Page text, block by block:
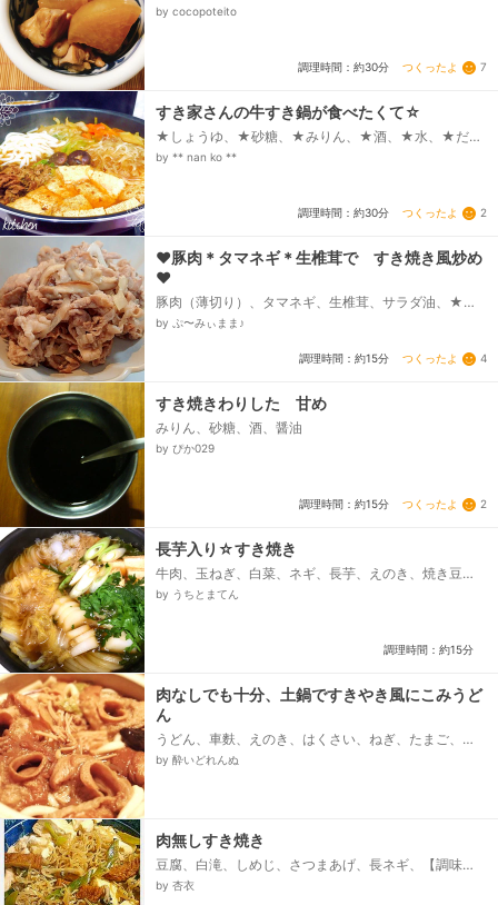
by cocopoteito
調理時間：約30分 つくったよ 7
すき家さんの牛すき鍋が食べたくて☆
★しょうゆ、★砂糖、★みりん、★酒、★水、★だし
の素、うどん、☆牛肉（すき焼き用or細切れでも
by ** nan ko **
調理時間：約30分 つくったよ 2
❤豚肉＊タマネギ＊生椎茸で すき焼き風炒め
❤
豚肉（薄切り）、タマネギ、生椎茸、サラダ油、★麺
つゆ（2倍濃縮）、★きび砂糖、★本みりん
by ぷ〜みぃまま♪
調理時間：約15分 つくったよ 4
すき焼きわりした 甘め
みりん、砂糖、酒、醤油
by ぴか029
調理時間：約15分 つくったよ 2
長芋入り☆すき焼き
牛肉、玉ねぎ、白菜、ネギ、長芋、えのき、焼き豆
腐、春菊、小結しらたき、★水、★醤油、★みりん、
by うちとまてん
調理時間：約15分
肉なしでも十分、土鍋ですきやき風にこみうど
ん
うどん、車麩、えのき、はくさい、ねぎ、たまご、
水、酒、味醂、醤油
by 酔いどれんぬ
肉無しすき焼き
豆腐、白滝、しめじ、さつまあげ、長ネギ、【調味
料】、醤油、料理酒、みりん、砂糖、粉末の和風だし
by 杏衣